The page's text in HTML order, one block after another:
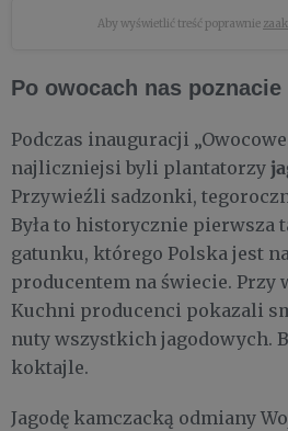
Aby wyświetlić treść poprawnie
Po owocach nas poznacie
Podczas inauguracji
najliczniejsi byli plantatorzy
Przywieźli sadzonki,
Była to historycznie pierwsza
gatunku, którego Polska jest
producentem na świecie. Przy
Kuchni producenci pokazali
nuty wszystkich jagodowych.
koktajle.
Jagodę kamczacką odmiany